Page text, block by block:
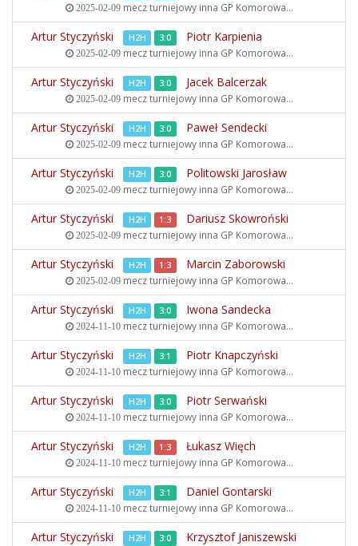
2025-02-09mecz turniejowy inna GP Komorowa...
Artur Styczyński H2H 3:0 Piotr Karpienia
2025-02-09mecz turniejowy inna GP Komorowa...
Artur Styczyński H2H 3:0 Jacek Balcerzak
2025-02-09mecz turniejowy inna GP Komorowa...
Artur Styczyński H2H 3:0 Paweł Sendecki
2025-02-09mecz turniejowy inna GP Komorowa...
Artur Styczyński H2H 3:0 Politowski Jarosław
2025-02-09mecz turniejowy inna GP Komorowa...
Artur Styczyński H2H 1:3 Dariusz Skowroński
2025-02-09mecz turniejowy inna GP Komorowa...
Artur Styczyński H2H 1:3 Marcin Zaborowski
2025-02-09mecz turniejowy inna GP Komorowa...
Artur Styczyński H2H 3:0 Iwona Sandecka
2024-11-10mecz turniejowy inna GP Komorowa...
Artur Styczyński H2H 3:1 Piotr Knapczyński
2024-11-10mecz turniejowy inna GP Komorowa...
Artur Styczyński H2H 3:0 Piotr Serwański
2024-11-10mecz turniejowy inna GP Komorowa...
Artur Styczyński H2H 1:3 Łukasz Więch
2024-11-10mecz turniejowy inna GP Komorowa...
Artur Styczyński H2H 3:1 Daniel Gontarski
2024-11-10mecz turniejowy inna GP Komorowa...
Artur Styczyński H2H 3:0 Krzysztof Janiszewski